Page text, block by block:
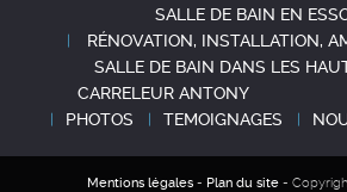
SALLE DE BAIN EN
RÉNOVATION, INSTALLATION,
SALLE DE BAIN DANS LES
CARRELEUR ANTONY
PHOTOS
TEMOIGNAGES
Mentions légales - Plan du site -